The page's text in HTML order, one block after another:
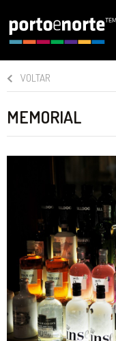
VOLTAR
MEMORIAL